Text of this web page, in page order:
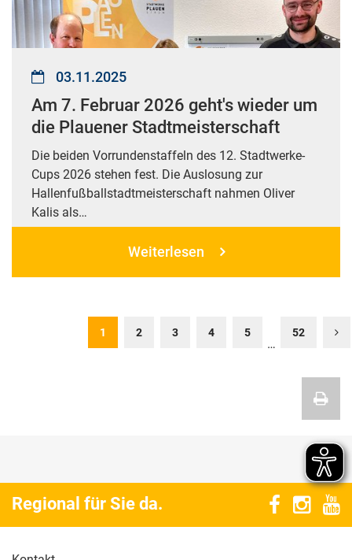
03.11.2025
Am 7. Februar 2026 geht's wieder um
die Plauener Stadtmeisterschaft
Die beiden Vorrundenstaffeln des 12. Stadtwerke-
Cups 2026 stehen fest. Die Auslosung zur
Hallenfußballstadtmeisterschaft nahmen Oliver
Kalis als…
Weiterlesen
1 2 3 4 5
…
52
Regional für Sie da.